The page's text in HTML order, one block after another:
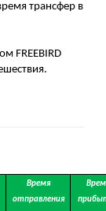
трансфер в
FREEBIRD
Время
отправления